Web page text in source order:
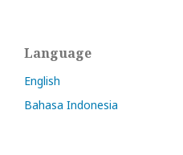
Language
English
Bahasa Indonesia